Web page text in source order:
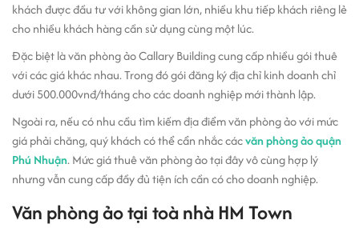
khách được đầu tư với không gian lớn, nhiều khu tiếp khách riêng lẻ
cho nhiều khách hàng cần sử dụng cùng một lúc.
Đặc biệt là văn phòng ảo Callary Building cung cấp nhiều gói thuê
với các giá khác nhau. Trong đó gói đăng ký địa chỉ kinh doanh chỉ
dưới 500.000vnđ/tháng cho các doanh nghiệp mới thành lập.
Ngoài ra, nếu có nhu cầu tìm kiếm địa điểm văn phòng ảo với mức
giá phải chăng, quý khách có thể cẩn nhắc cácvăn phòng ảo quận
Phú Nhuận. Mức giá thuê văn phòng ảo tại đây vô cùng hợp lý
nhưng vẫn cung cấp đầy đủ tiện ích cần có cho doanh nghiệp.
Văn phòng ảo tại toà nhà HM Town